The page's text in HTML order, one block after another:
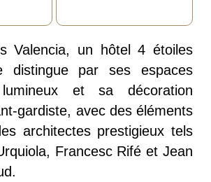
Valencia, un hôtel 4 étoiles
distingue par ses espaces
et sa décoration
gardiste, avec des éléments
architectes prestigieux tels
Francesc Rifé et Jean